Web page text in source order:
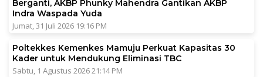
Berganti, AKBP Phunky Mahendra Gantikan AKBP
Indra Waspada Yuda
Jumat, 31 Juli 2026 19:16 PM
Poltekkes Kemenkes Mamuju Perkuat Kapasitas 30
Kader untuk Mendukung Eliminasi TBC
Sabtu, 1 Agustus 2026 21:14 PM